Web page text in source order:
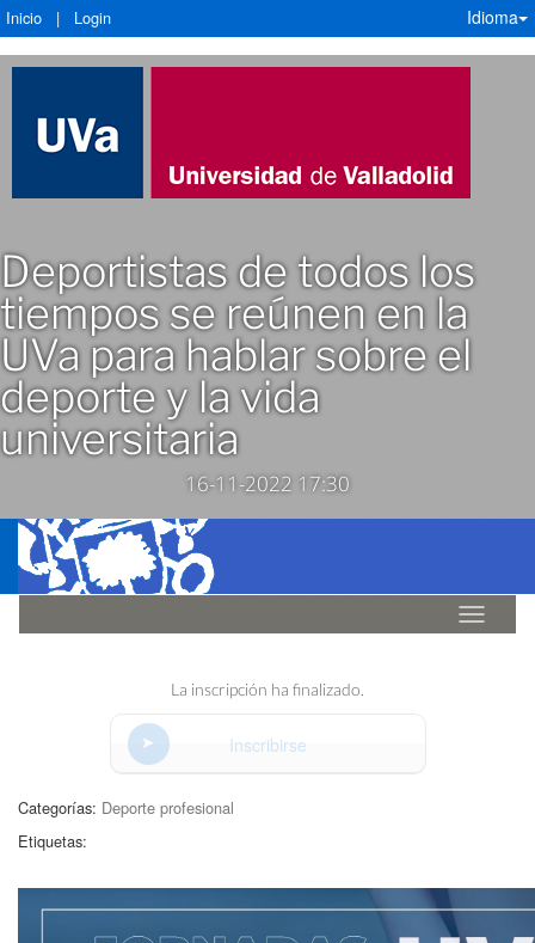
Inicio | Login Idioma
Deportistas de todos los
tiempos se reúnen en la
UVa para hablar sobre el
deporte y la vida
universitaria
16-11-2022 17:30
Idioma
La inscripción ha finalizado.
Inscribirse
Categorías: Deporte profesional
Etiquetas: